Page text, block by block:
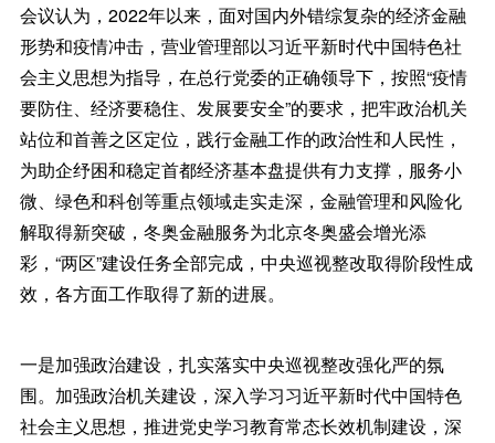
会议认为，2022年以来，面对国内外错综复杂的经济金融
形势和疫情冲击，营业管理部以习近平新时代中国特色社
会主义思想为指导，在总行党委的正确领导下，按照“疫情
要防住、经济要稳住、发展要安全”的要求，把牢政治机关
站位和首善之区定位，践行金融工作的政治性和人民性，
为助企纾困和稳定首都经济基本盘提供有力支撑，服务小
微、绿色和科创等重点领域走实走深，金融管理和风险化
解取得新突破，冬奥金融服务为北京冬奥盛会增光添
彩，“两区”建设任务全部完成，中央巡视整改取得阶段性成
效，各方面工作取得了新的进展。
一是加强政治建设，扎实落实中央巡视整改强化严的氛
围。加强政治机关建设，深入学习习近平新时代中国特色
社会主义思想，推进党史学习教育常态长效机制建设，深